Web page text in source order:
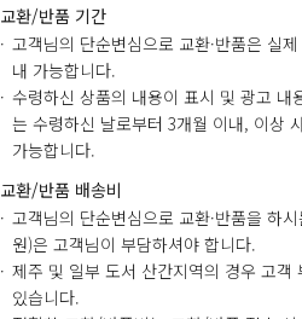
교환/반품 기간
고객님의 단순변심으로 교환·반품은 실
내 가능합니다.
수령하신 상품의 내용이 표시 및 광고 내
는 수령하신 날로부터 3개월 이내, 이상
가능합니다.
교환/반품 배송비
고객님의 단순변심으로 교환·반품을 하
원)은 고객님이 부담하셔야 합니다.
제주 및 일부 도서 산간지역의 경우 고객
있습니다.